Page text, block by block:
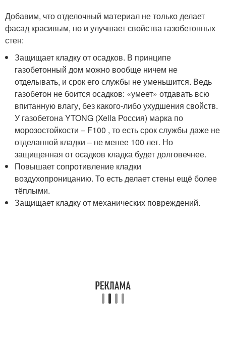
Добавим, что отделочный материал не только делает
фасад красивым, но и улучшает свойства газобетонных
стен:
Защищает кладку от осадков. В принципе
газобетонный дом можно вообще ничем не
отделывать, и срок его службы не уменьшится. Ведь
газобетон не боится осадков: «умеет» отдавать всю
впитанную влагу, без какого-либо ухудшения свойств.
У газобетона YTONG (Xella Россия) марка по
морозостойкости – F100 , то есть срок службы даже не
отделанной кладки – не менее 100 лет. Но
защищенная от осадков кладка будет долговечнее.
Повышает сопротивление кладки
воздухопроницанию. То есть делает стены ещё более
тёплыми.
Защищает кладку от механических повреждений.